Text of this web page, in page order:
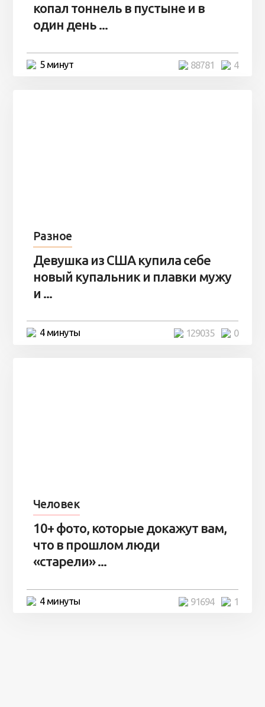
копал тоннель в пустыне и в
один день ...
5 минут 4
88781
Разное
Девушка из США купила себе
новый купальник и плавки мужу
и ...
4 минуты 0
129035
Человек
10+ фото, которые докажут вам,
что в прошлом люди
«старели» ...
4 минуты 1
91694